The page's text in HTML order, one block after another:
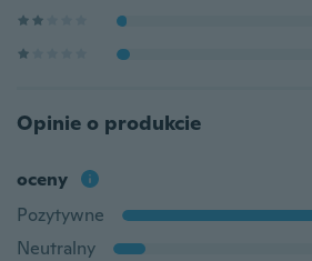
Opinie o produkcie
oceny
Pozytywne
Neutralny